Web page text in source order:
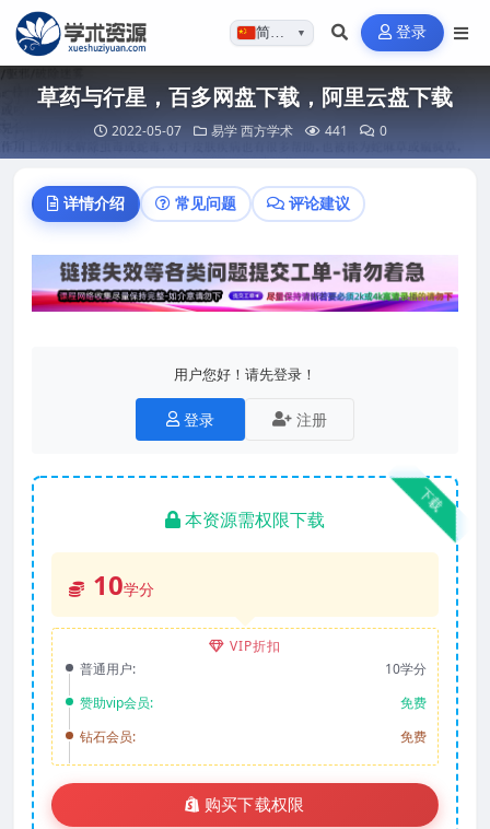
简体…▼ 登录
草药与行星，百多网盘下载，阿里云盘下载
2022-05-07 易学西方学术 441 0
详情介绍 常见问题 评论建议
用户您好！请先登录！
登录 注册
下载
本资源需权限下载
10学分
VIP折扣
普通用户:
10学分
赞助vip会员:
免费
钻石会员:
免费
购买下载权限